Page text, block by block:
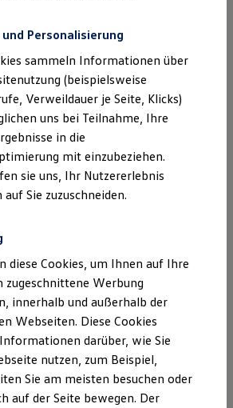
Class bei Volkswagen
Gewinn
unterwegs
Zuhause
finden
Kauf
Neo
im Design. Stark im Alltag.
jetzt den neuen ID.3 Neo!
Neo erfahren
Personalisierung
sammeln Informationen über
(beispielsweise
Verweildauer je Seite, Klicks)
uns bei Teilnahme, Ihre
in die
mit einzubeziehen.
sie uns, Ihr Nutzererlebnis
Sie zuzuschneiden.
diese Cookies, um Ihnen auf Ihre
zugeschnittene Werbung
innerhalb und außerhalb der
Webseiten. Diese Cookies
darüber, wie Sie
nutzen, zum Beispiel,
Sie am meisten besuchen oder
auf der Seite bewegen. Der